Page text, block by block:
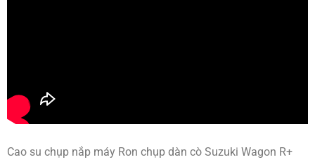
Cao su chụp nắp máy Ron chụp dàn cò Suzuki Wagon R+